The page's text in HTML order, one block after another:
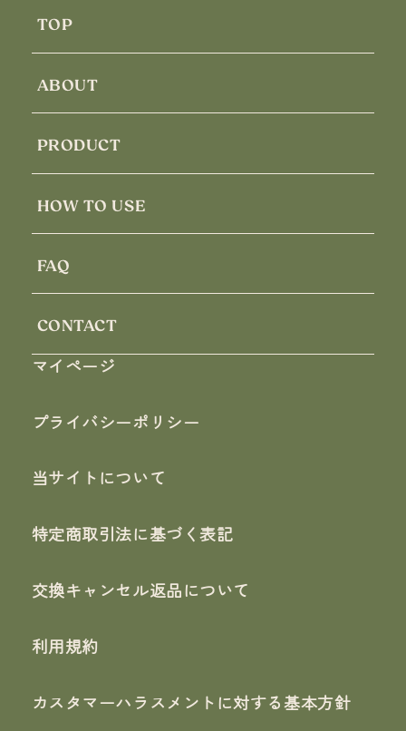
TOP
ABOUT
PRODUCT
HOW TO USE
FAQ
CONTACT
マイページ
プライバシーポリシー
当サイトについて
特定商取引法に基づく表記
交換キャンセル返品について
利用規約
カスタマーハラスメントに対する基本方針